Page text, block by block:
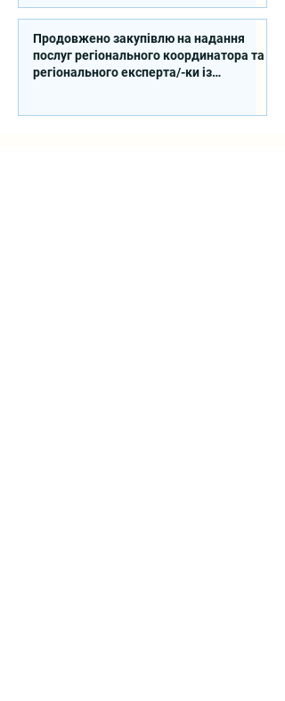
Продовжено закупівлю на надання
послуг регіонального координатора та
регіонального експерта/-ки із